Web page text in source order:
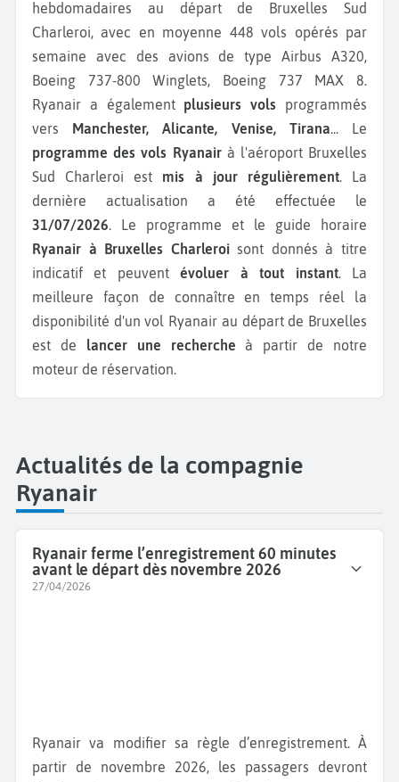
hebdomadaires au départ de Bruxelles Sud
Charleroi, avec en moyenne 448 vols opérés par
semaine avec des avions de type Airbus A320,
Boeing 737-800 Winglets, Boeing 737 MAX 8.
Ryanair a également plusieurs vols programmés
vers
Manchester, Alicante, Venise, Tirana...
Le
programme des vols Ryanairà l'aéroport Bruxelles
Sud Charleroi est mis à jour régulièrement. La
dernière actualisation a été effectuée le
31/07/2026. Le programme et le guide horaire
Ryanair à Bruxelles Charleroisont donnés à titre
indicatif et peuventévoluer à tout instant. La
meilleure façon de connaître en temps réel la
disponibilité d'un vol Ryanair au départ de Bruxelles
est de lancer une recherche à partir de notre
moteur de réservation.
Actualités de la compagnie
Ryanair
Ryanair ferme l’enregistrement 60 minutes
avant le départ dès novembre 2026
27/04/2026
Ryanair va modifier sa règle d’enregistrement. À
partir de novembre 2026, les passagers devront